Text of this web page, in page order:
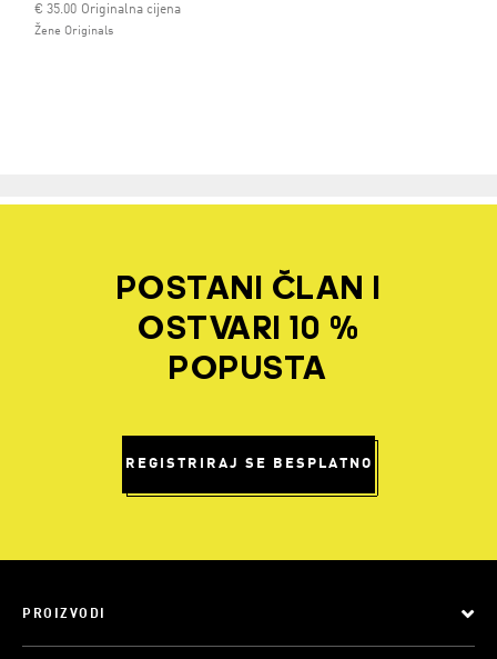
Originalna cijena
Cijena umanjena od
€ 35.00za
Žene Originals
POSTANI ČLAN I
OSTVARI 10 %
POPUSTA
REGISTRIRAJ SE BESPLATNO
PROIZVODI